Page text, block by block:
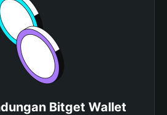
Bitget Wallet